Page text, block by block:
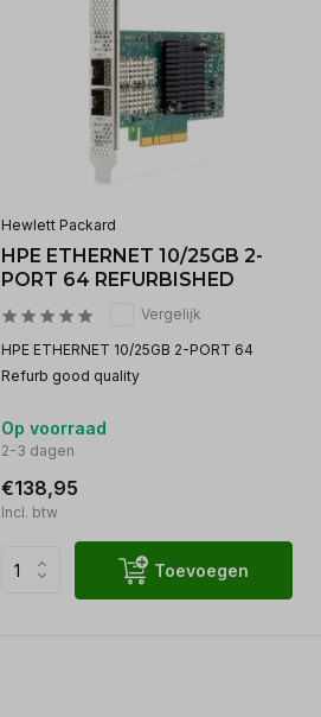
Hewlett Packard
HPE ETHERNET 10/25GB 2-
PORT 64 REFURBISHED
Vergelijk
HPE ETHERNET 10/25GB 2-PORT 64
Refurb good quality
Op voorraad
2-3 dagen
€138,95
Incl. btw
Toevoegen